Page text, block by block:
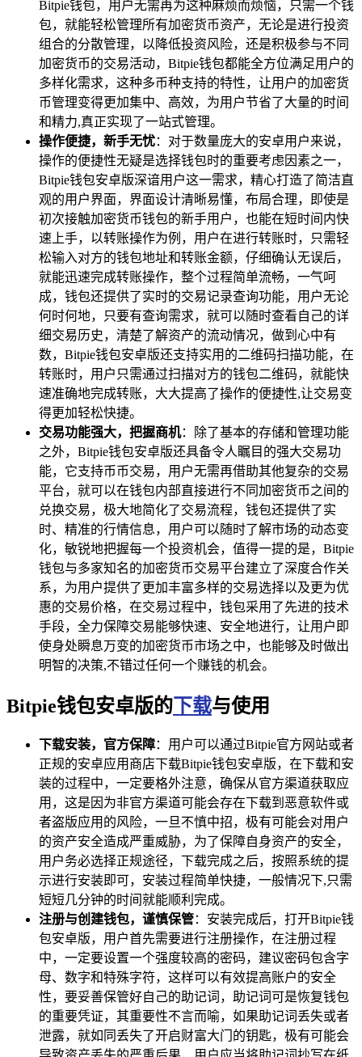
Bitpie钱包，用户无需再为这种麻烦而烦恼，只需一个钱
包，就能轻松管理所有加密货币资产，无论是进行投资
组合的分散管理，以降低投资风险，还是积极参与不同
加密货币的交易活动，Bitpie钱包都能全方位满足用户的
多样化需求，这种多币种支持的特性，让用户的加密货
币管理变得更加集中、高效，为用户节省了大量的时间
和精力,真正实现了一站式管理。
操作便捷，新手无忧：对于数量庞大的安卓用户来说，
操作的便捷性无疑是选择钱包时的重要考虑因素之一，
Bitpie钱包安卓版深谙用户这一需求，精心打造了简洁直
观的用户界面，界面设计清晰易懂，布局合理，即使是
初次接触加密货币钱包的新手用户，也能在短时间内快
速上手，以转账操作为例，用户在进行转账时，只需轻
松输入对方的钱包地址和转账金额，仔细确认无误后，
就能迅速完成转账操作，整个过程简单流畅，一气呵
成，钱包还提供了实时的交易记录查询功能，用户无论
何时何地，只要有查询需求，就可以随时查看自己的详
细交易历史，清楚了解资产的流动情况，做到心中有
数，Bitpie钱包安卓版还支持实用的二维码扫描功能，在
转账时，用户只需通过扫描对方的钱包二维码，就能快
速准确地完成转账，大大提高了操作的便捷性,让交易变
得更加轻松快捷。
交易功能强大，把握商机：除了基本的存储和管理功能
之外，Bitpie钱包安卓版还具备令人瞩目的强大交易功
能，它支持币币交易，用户无需再借助其他复杂的交易
平台，就可以在钱包内部直接进行不同加密货币之间的
兑换交易，极大地简化了交易流程，钱包还提供了实
时、精准的行情信息，用户可以随时了解市场的动态变
化，敏锐地把握每一个投资机会，值得一提的是，Bitpie
钱包与多家知名的加密货币交易平台建立了深度合作关
系，为用户提供了更加丰富多样的交易选择以及更为优
惠的交易价格，在交易过程中，钱包采用了先进的技术
手段，全力保障交易能够快速、安全地进行，让用户即
使身处瞬息万变的加密货币市场之中，也能够及时做出
明智的决策,不错过任何一个赚钱的机会。
Bitpie钱包安卓版的下载与使用
下载安装，官方保障：用户可以通过Bitpie官方网站或者
正规的安卓应用商店下载Bitpie钱包安卓版，在下载和安
装的过程中，一定要格外注意，确保从官方渠道获取应
用，这是因为非官方渠道可能会存在下载到恶意软件或
者盗版应用的风险，一旦不慎中招，极有可能会对用户
的资产安全造成严重威胁，为了保障自身资产的安全，
用户务必选择正规途径，下载完成之后，按照系统的提
示进行安装即可，安装过程简单快捷，一般情况下,只需
短短几分钟的时间就能顺利完成。
注册与创建钱包，谨慎保管：安装完成后，打开Bitpie钱
包安卓版，用户首先需要进行注册操作，在注册过程
中，一定要设置一个强度较高的密码，建议密码包含字
母、数字和特殊字符，这样可以有效提高账户的安全
性，要妥善保管好自己的助记词，助记词可是恢复钱包
的重要凭证，其重要性不言而喻，如果助记词丢失或者
泄露，就如同丢失了开启财富大门的钥匙，极有可能会